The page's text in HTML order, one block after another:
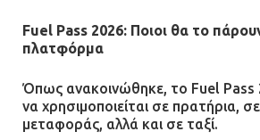
Fuel Pass 2026: Ποιοι θα το
πλατφόρμα
Όπως ανακοινώθηκε, το Fuel Pass
να χρησιμοποιείται σε πρατήρια,
μεταφοράς, αλλά και σε ταξί.